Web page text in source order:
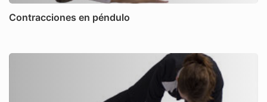
Contracciones en péndulo